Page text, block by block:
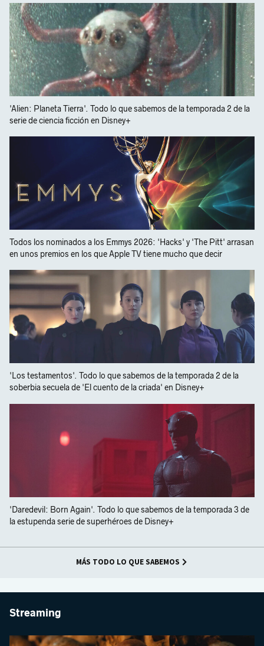
'Alien: Planeta Tierra'. Todo lo que sabemos de la temporada 2 de la
serie de ciencia ficción en Disney+
Todos los nominados a los Emmys 2026: 'Hacks' y 'The Pitt' arrasan
en unos premios en los que Apple TV tiene mucho que decir
'Los testamentos'. Todo lo que sabemos de la temporada 2 de la
soberbia secuela de 'El cuento de la criada' en Disney+
'Daredevil: Born Again'. Todo lo que sabemos de la temporada 3 de
la estupenda serie de superhéroes de Disney+
MÁS TODO LO QUE SABEMOS
Streaming